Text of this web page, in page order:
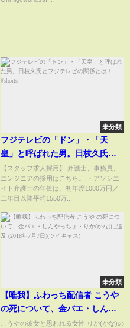
未分類
フジテレビの「ドン」・「天
皇」と呼ばれた男。日枝久氏と
フジテレビの関係とは！
#shorts
【スタッフ求人採用】 弁護士、事務員、
エンジニアの採用はこちら。 ・アソシエ
イト弁護士の年俸は、初年度1080万円／
二年目以降平均1550万...
未分類
【唯我】ふわっち配信者 こうや
の死について、金バエ・しんや
っちょ・りか(かな)に追及 (2018
こうやの彼女と思われる女性 りか(かな)の